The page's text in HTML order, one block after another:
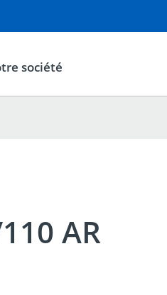
société
AR